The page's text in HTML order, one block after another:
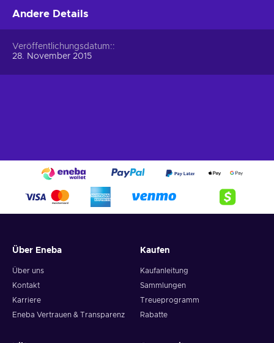
life better:
your garden, including outdoor power equipment, garden
hoses, wheelbarrows, seeds, soil, plants, and much more;
Outdoor power equipment.Lawn mowers, string
Plumbing equipment.Plumbing parts, pipe, fittings,
water heaters, valves, water filtration, and more;
Grill equipment.Grilling tools and accessories, grill
covers, replacement parts, grill cleaning, gazebos, and
ready to be satisfied with your favorite goods instantly
together with Lowe's gift card at a cheaper price today!
Andere Details
Veröffentlichungsdatum:
28. November 2015
Über Eneba
Über uns
Kontakt
Karriere
Eneba Vertrauen & Transparenz
Kaufen
Kaufanleitung
Sammlungen
Treueprogramm
Rabatte